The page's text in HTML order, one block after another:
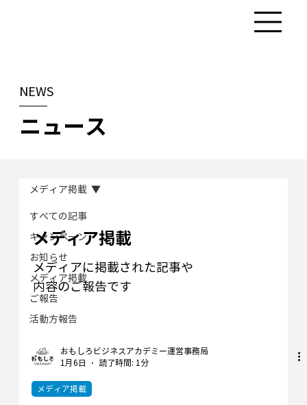
NEWS
ニュース
すべての記事
キャンペーン
お知らせ
メディア掲載
ご報告
活動方報告
メディア掲載
メディア掲載
メディアに掲載された記事や
内容のご報告です
おもしろビジネスアカデミー運営事務局
1月6日
読了時間: 1分
メディア掲載